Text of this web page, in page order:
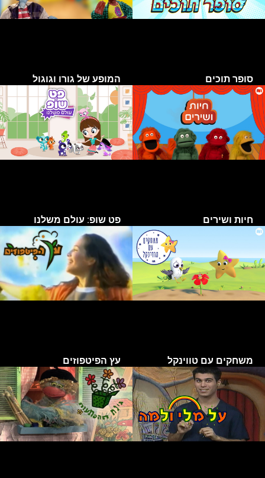
סופר תוכים המופע של גורו וגוגול
חיות ושירים פט שופ: עולם משלנו
משחקים עם טווינקל עץ הפיטפוזים